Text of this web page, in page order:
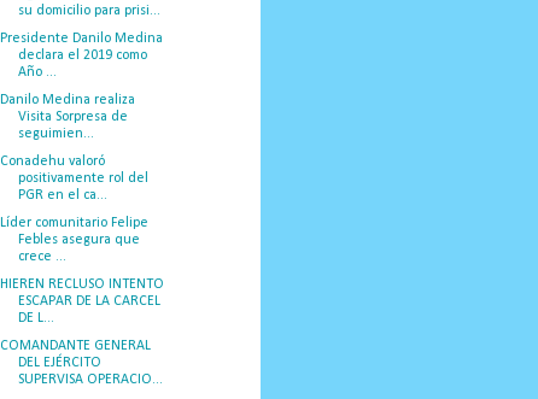
su domicilio para prisi...
Presidente Danilo Medina
declara el 2019 como
Año ...
Danilo Medina realiza
Visita Sorpresa de
seguimien...
Conadehu valoró
positivamente rol del
PGR en el ca...
Líder comunitario Felipe
Febles asegura que
crece ...
HIEREN RECLUSO INTENTO
ESCAPAR DE LA CARCEL
DE L...
COMANDANTE GENERAL
DEL EJÉRCITO
SUPERVISA OPERACIO...